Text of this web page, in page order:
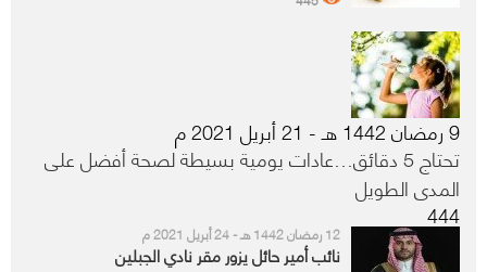
9 رمضان 1442 هـ - 21 أبريل 2021 م
تحتاج 5 دقائق…عادات يومية بسيطة لصحة أفضل على
المدى الطويل
444
12 رمضان 1442 هـ - 24 أبريل 2021 م
نائب أمير حائل يزور مقر نادي الجبلين